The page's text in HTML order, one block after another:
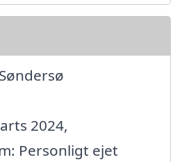
2024,
Personligt ejet